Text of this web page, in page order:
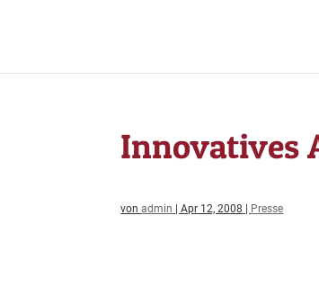
Innovatives
vonadmin |Apr 12, 2008 Presse